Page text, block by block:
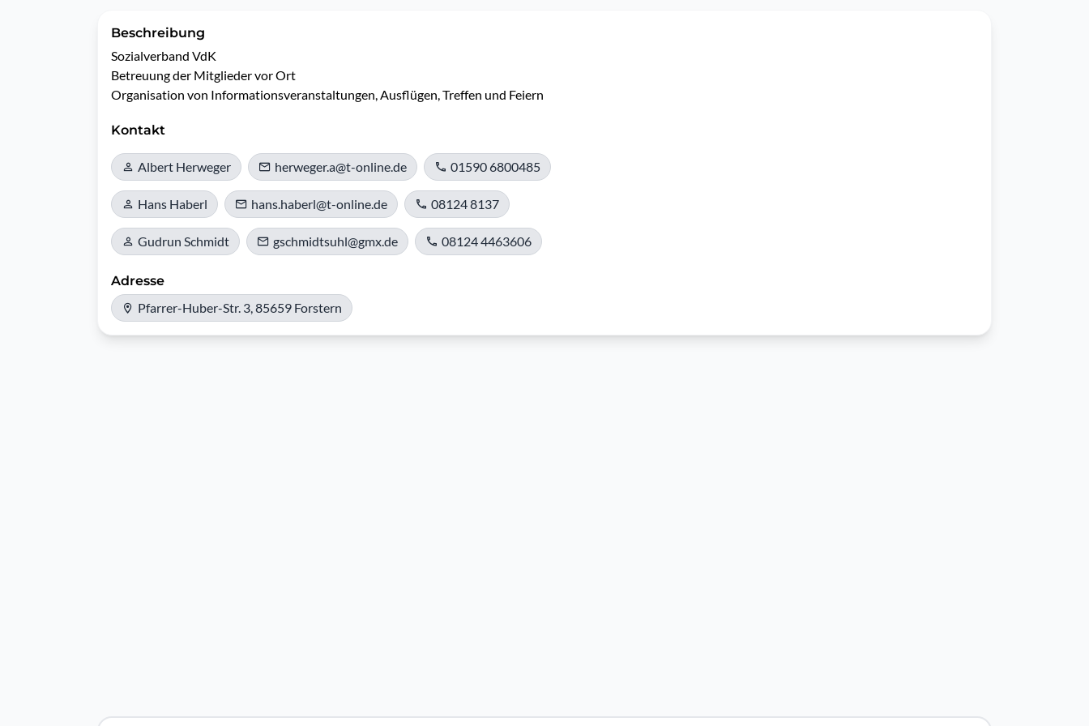
Beschreibung
Sozialverband VdK
Betreuung der Mitglieder vor Ort
Organisation von Informationsveranstaltungen, Ausflügen, Treffen und Feiern
Kontakt
Albert Herweger herweger.a@t-online.de 01590 6800485
Hans Haberl hans.haberl@t-online.de 08124 8137
Gudrun Schmidt gschmidtsuhl@gmx.de 08124 4463606
Adresse
Pfarrer-Huber-Str. 3, 85659 Forstern